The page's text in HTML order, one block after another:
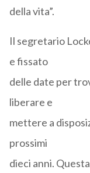
della vita”.
Il segretario
e fissato
delle date per
liberare e
mettere a
prossimi
dieci anni.